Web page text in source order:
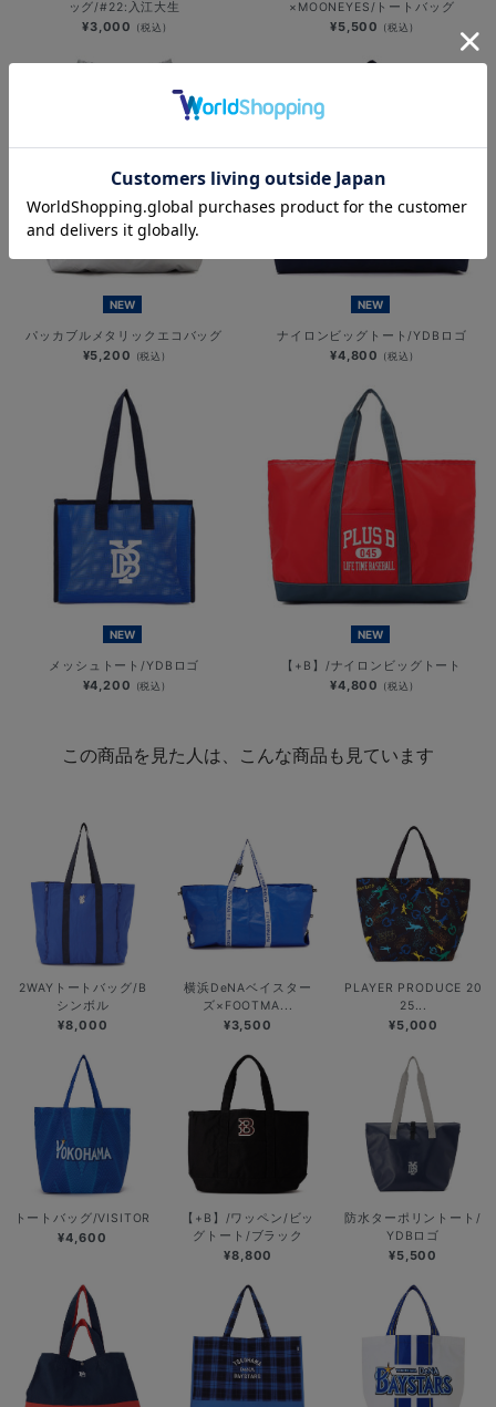
ッグ/#22:入江大生
¥3,000 (税込)
×MOONEYES/トートバッグ
¥5,500 (税込)
NEW
パッカブルメタリックエコバッグ
¥5,200 (税込)
NEW
ナイロンビッグトート/YDBロゴ
¥4,800 (税込)
NEW
メッシュトート/YDBロゴ
¥4,200 (税込)
NEW
【+B】/ナイロンビッグトート
¥4,800 (税込)
この商品を見た人は、こんな商品も見ています
2WAYトートバッグ/B
シンボル
¥8,000
横浜DeNAベイスター
ズ×FOOTMA...
¥3,500
PLAYER PRODUCE 20
25...
¥5,000
トートバッグ/VISITOR
¥4,600
【+B】/ワッペン/ビッ
グトート/ブラック
¥8,800
防水ターポリントート/
YDBロゴ
¥5,500